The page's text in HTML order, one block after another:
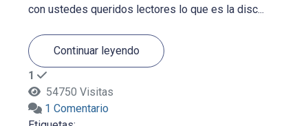
con ustedes queridos lectores lo que es la disc...
Continuar leyendo
1
54750 Visitas
1 Comentario